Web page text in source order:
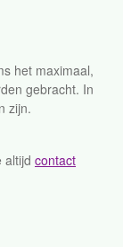
het maximaal,
gebracht. In
zijn.
altijd contact